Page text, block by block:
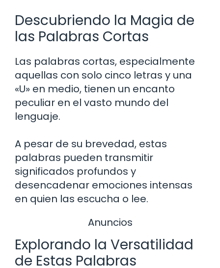
Descubriendo la Magia de
las Palabras Cortas
Las palabras cortas, especialmente
aquellas con solo cinco letras y una
«U» en medio, tienen un encanto
peculiar en el vasto mundo del
lenguaje.
A pesar de su brevedad, estas
palabras pueden transmitir
significados profundos y
desencadenar emociones intensas
en quien las escucha o lee.
Anuncios
Explorando la Versatilidad
de Estas Palabras